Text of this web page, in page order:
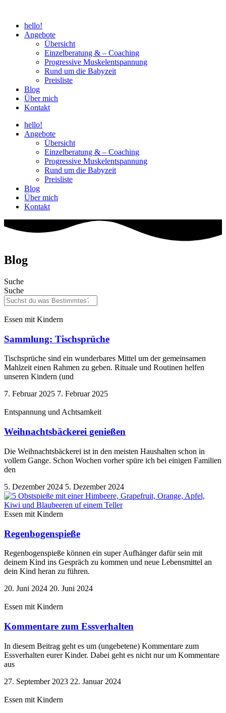
wechselnhello!
Angebote
Übersicht
Einzelberatung & – Coaching
Progressive Muskelentspannung
Rund um die Babyzeit
Preisliste
Blog
Über mich
Kontakt
hello!
Angebote
Übersicht
Einzelberatung & – Coaching
Progressive Muskelentspannung
Rund um die Babyzeit
Preisliste
Blog
Über mich
Kontakt
Blog
Suche
Suche
Essen mit Kindern
Sammlung: Tischsprüche
Tischsprüche sind ein wunderbares Mittel um der gemeinsamen
Mahlzeit einen Rahmen zu geben. Rituale und Routinen helfen
unseren Kindern (und
7. Februar 2025 7. Februar 2025
Entspannung und Achtsamkeit
Weihnachtsbäckerei genießen
Die Weihnachtsbäckerei ist in den meisten Haushalten schon in
vollem Gange. Schon Wochen vorher spüre ich bei einigen Familien
den
5. Dezember 2024 5. Dezember 2024
Essen mit Kindern
Regenbogenspieße
Regenbogenspieße können ein super Aufhänger dafür sein mit
deinem Kind ins Gespräch zu kommen und neue Lebensmittel an
dein Kind heran zu führen.
20. Juni 2024 20. Juni 2024
Essen mit Kindern
Kommentare zum Essverhalten
In diesem Beitrag geht es um (ungebetene) Kommentare zum
Essverhalten eurer Kinder. Dabei geht es nicht nur um Kommentare
aus
27. September 2023 22. Januar 2024
Essen mit Kindern